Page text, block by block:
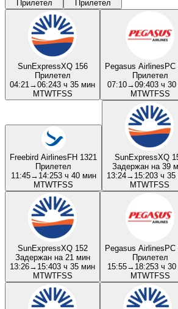
Прилетел Прилетел
SunExpressXQ 156
Прилетел
04:21 →06:243 ч 35 мин
MTWTFSS
Pegasus AirlinesPC
Прилетел
07:10→09:403 ч
MTWTFSS
Freebird AirlinesFH 1321
Прилетел
11:45→ 14:253 ч 40 мин
MTWTFSS
SunExpressXQ
Задержан на 39
13:24→ 15:203 ч 35
MTWTFSS
SunExpressXQ 152
Задержан на 21 мин
13:26→ 15:403 ч 35 мин
MTWTFSS
Pegasus AirlinesPC
Прилетел
15:55→ 18:253 ч
MTWTFSS